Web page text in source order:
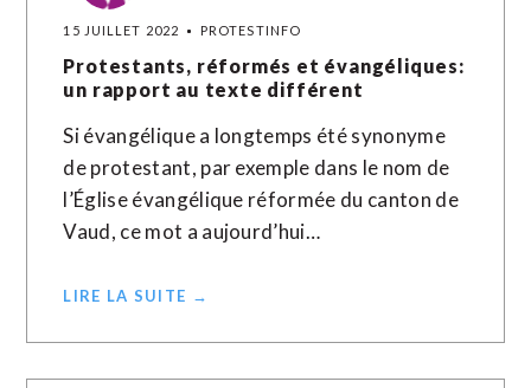
15 JUILLET 2022 PROTESTINFO
Protestants, réformés et évangéliques:
un rapport au texte différent
Si évangélique a longtemps été synonyme
de protestant, par exemple dans le nom de
l’Église évangélique réformée du canton de
Vaud, ce mot a aujourd’hui…
LIRE LA SUITE →